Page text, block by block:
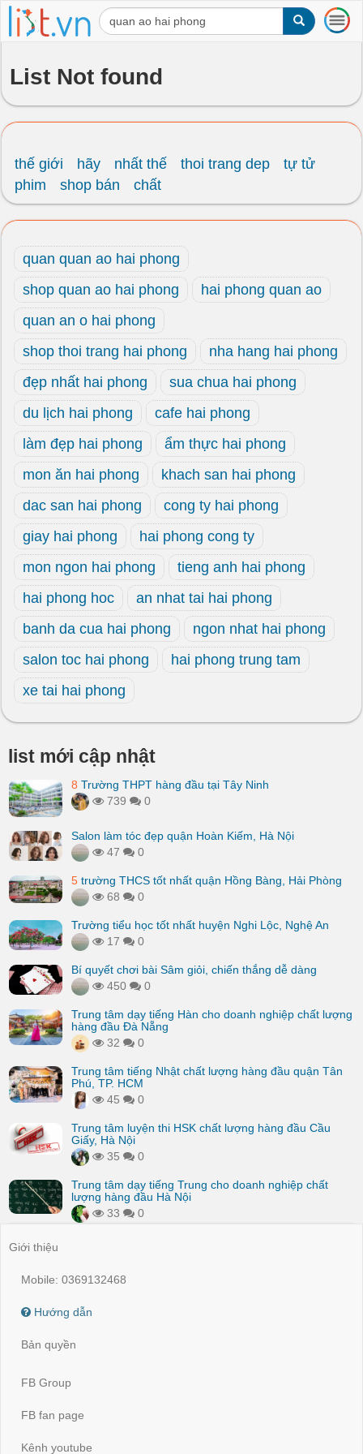
T
o
t
List Not found
thế giới hãy nhất thế thoi trang dep
tự tử
phim
shop bán chất
quan quan ao hai phong
shop quan ao hai phong
hai phong quan ao
quan an o hai phong
shop thoi trang hai phong
nha hang hai phong
đẹp nhất hai phong
sua chua hai phong
du lịch hai phong
cafe hai phong
làm đẹp hai phong
ẩm thực hai phong
mon ăn hai phong
khach san hai phong
dac san hai phong
cong ty hai phong
giay hai phong
hai phong cong ty
mon ngon hai phong
tieng anh hai phong
hai phong hoc
an nhat tai hai phong
banh da cua hai phong
ngon nhat hai phong
salon toc hai phong
hai phong trung tam
xe tai hai phong
list mới cập nhật
8 Trường THPT hàng đầu tại Tây Ninh
739
0
Salon làm tóc đẹp quận Hoàn Kiếm, Hà Nội
47
0
5 trường THCS tốt nhất quận Hồng Bàng, Hải Phòng
68
0
Trường tiểu học tốt nhất huyện Nghi Lộc, Nghệ An
17
0
Bí quyết chơi bài Sâm giỏi, chiến thắng dễ dàng
450
0
Trung tâm dạy tiếng Hàn cho doanh nghiệp chất lượng
hàng đầu Đà Nẵng
32
0
Trung tâm tiếng Nhật chất lượng hàng đầu quận Tân
Phú, TP. HCM
45
0
Trung tâm luyện thi HSK chất lượng hàng đầu Cầu
Giấy, Hà Nội
35
0
Trung tâm dạy tiếng Trung cho doanh nghiệp chất
lượng hàng đầu Hà Nội
33
0
Giới thiệu
Mobile: 0369132468
Hướng dẫn
Bản quyền
FB Group
FB fan page
Kênh youtube